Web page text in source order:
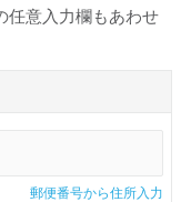
任意入力欄もあわせ
郵便番号から住所入力